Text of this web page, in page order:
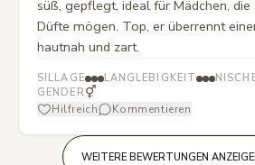
süß, gepflegt, ideal für Mädchen, die
Düfte mögen. Top, er überrennt
hautnah und zart.
SILLAGE LANGLEBIGKEIT
GENDER ⚥
Hilfreich Kommentieren
WEITERE BEWERTUNGEN